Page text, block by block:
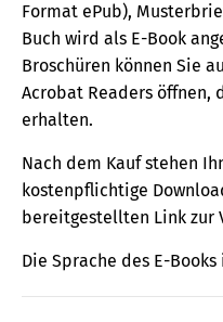
Format ePub),
Buch wird als E-Book
Broschüren können Sie
Acrobat Readers öffnen,
erhalten.
Nach dem Kauf stehen
kostenpflichtige
bereitgestellten Link zur
Die Sprache des E-